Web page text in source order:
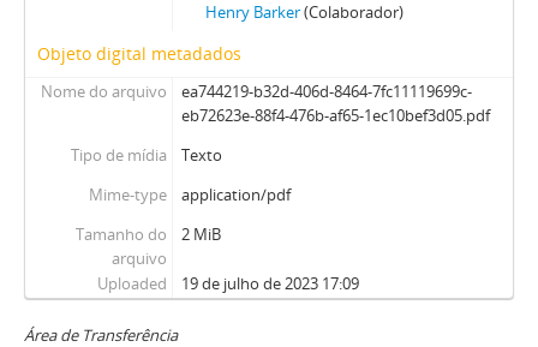
Henry Barker(Colaborador)
Objeto digital metadados
Nome do arquivo
ea744219-b32d-406d-8464-7fc11119699c-
eb72623e-88f4-476b-af65-1ec10bef3d05.pdf
Tipo de mídia
Texto
Mime-type
application/pdf
Tamanho do
arquivo
2 MiB
Uploaded 19 de julho de 2023 17:09
Área de Transferência